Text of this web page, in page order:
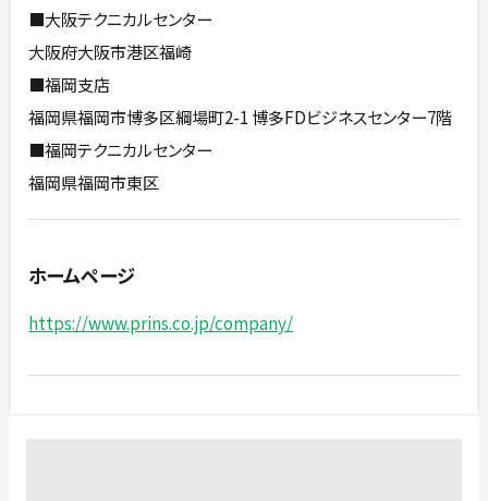
■大阪テクニカルセンター
大阪府大阪市港区福崎
■福岡支店
福岡県福岡市博多区綱場町2-1 博多FDビジネスセンター7階
■福岡テクニカルセンター
福岡県福岡市東区
ホームページ
https://www.prins.co.jp/company/